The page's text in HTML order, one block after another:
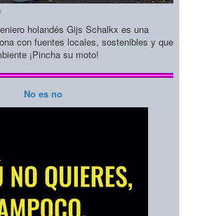
holandés Gijs Schalkx es una
con fuentes locales, sostenibles y que
¡Pincha su moto!
No es no